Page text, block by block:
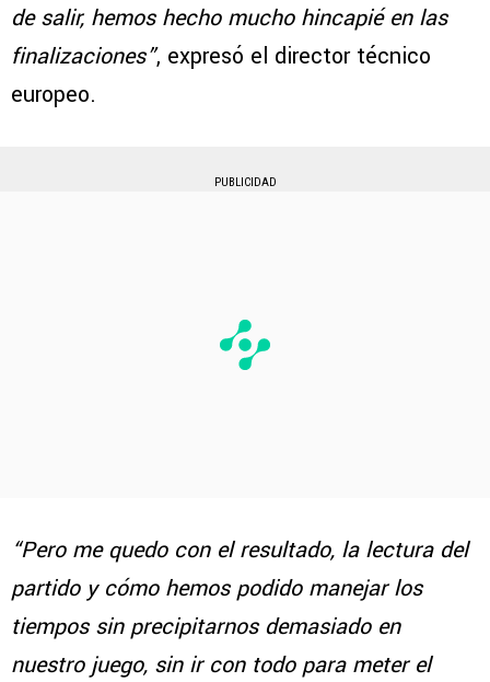
de salir, hemos hecho mucho hincapié en las
finalizaciones”, expresó el director técnico
europeo.
PUBLICIDAD
“Pero me quedo con el resultado, la lectura del
partido y cómo hemos podido manejar los
tiempos sin precipitarnos demasiado en
nuestro juego, sin ir con todo para meter el